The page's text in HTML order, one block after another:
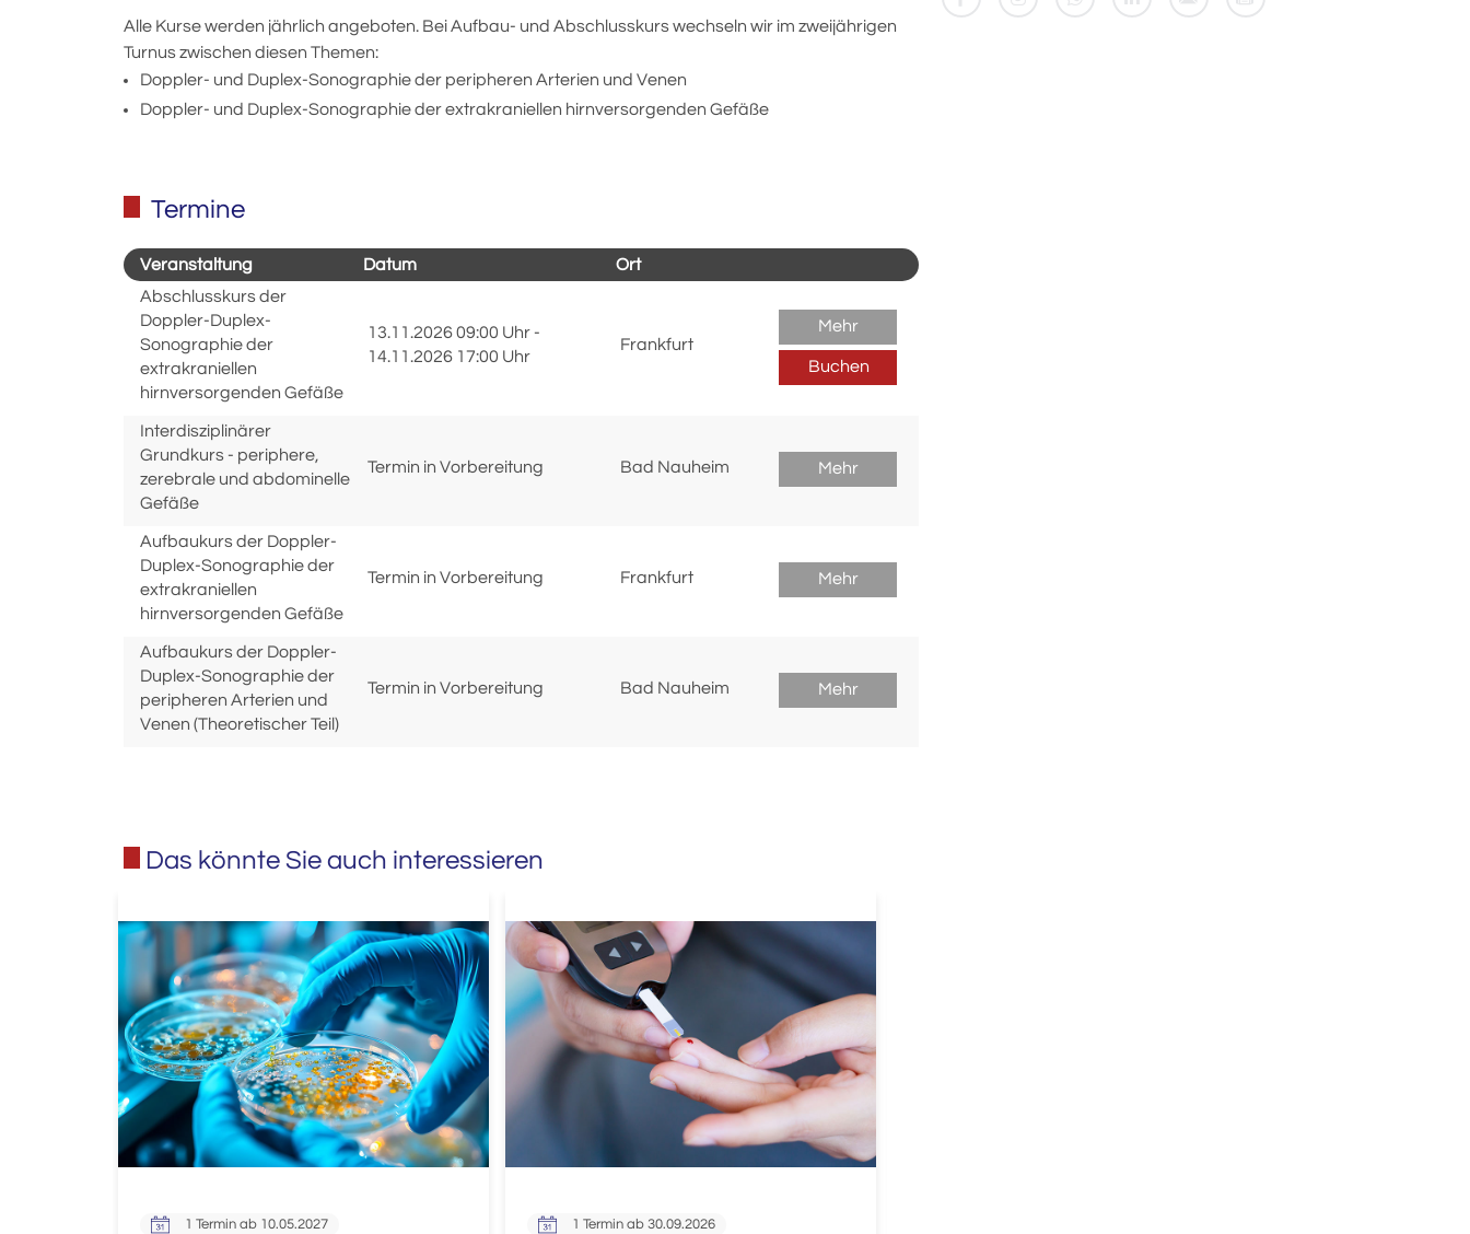
Alle Kurse werden jährlich angeboten. BeiAufbau- und Abschlusskurswechseln wir im zweijährigen
Turnus zwischen diesen Themen:
Doppler- und Duplex-Sonographie der peripheren Arterien und Venen
Doppler- und Duplex-Sonographieder extrakraniellen hirnversorgenden Gefäße
Termine
Veranstaltung Datum
Ort
Abschlusskurs der
Doppler-Duplex-
Sonographie der
extrakraniellen
hirnversorgenden Gefäße
13.11.2026 09:00 Uhr -
14.11.2026 17:00 Uhr
Frankfurt
Mehr
Buchen
Interdisziplinärer
Grundkurs - periphere,
zerebrale und abdominelle
Gefäße
Termin in Vorbereitung Bad Nauheim Mehr
Aufbaukurs der Doppler-
Duplex-Sonographie der
extrakraniellen
hirnversorgenden Gefäße
Termin in Vorbereitung Frankfurt Mehr
Aufbaukurs der Doppler-
Duplex-Sonographie der
peripheren Arterien und
Venen (Theoretischer Teil)
Termin in Vorbereitung Bad Nauheim Mehr
Das könnte Sie auch interessieren
1 Termin ab 10.05.2027 1 Termin ab 30.09.2026